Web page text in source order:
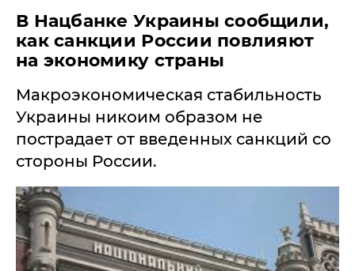
В Нацбанке Украины сообщили,
как санкции России повлияют
на экономику страны
Макроэкономическая стабильность
Украины никоим образом не
пострадает от введенных санкций со
стороны России.